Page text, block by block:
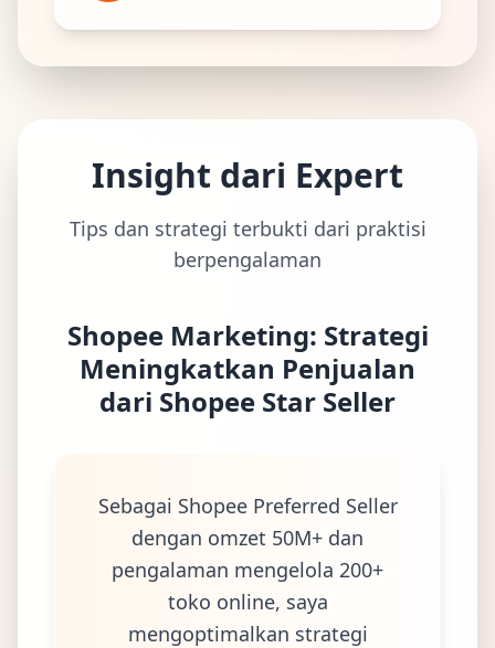
Insight dari Expert
Tips dan strategi terbukti dari praktisi
berpengalaman
Shopee Marketing: Strategi
Meningkatkan Penjualan
dari Shopee Star Seller
Sebagai Shopee Preferred Seller
dengan omzet 50M+ dan
pengalaman mengelola 200+
toko online, saya
mengoptimalkan strategi